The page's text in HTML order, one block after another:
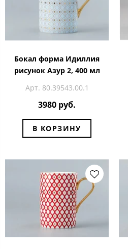
Бокал форма Идиллия
рисунок Азур 2, 400 мл
Арт. 80.39543.00.1
3980 руб.
В КОРЗИНУ